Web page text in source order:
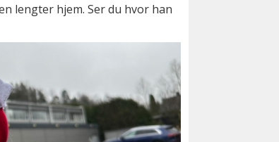
lengter hjem. Ser du hvor han